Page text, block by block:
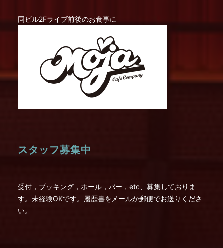
同ビル2Fライブ前後のお食事に
スタッフ募集中
受付，ブッキング，ホール，バー，etc、募集しておりま
す。未経験OKです。履歴書をメールか郵便でお送りくださ
い。